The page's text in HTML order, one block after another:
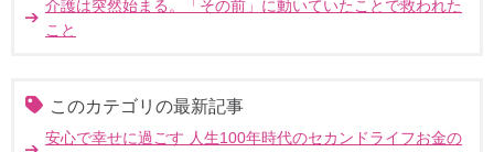
介護は突然始まる。「その前」に動いていたことで救われた
こと
このカテゴリの最新記事
安心で幸せに過ごす 人生100年時代のセカンドライフお金の